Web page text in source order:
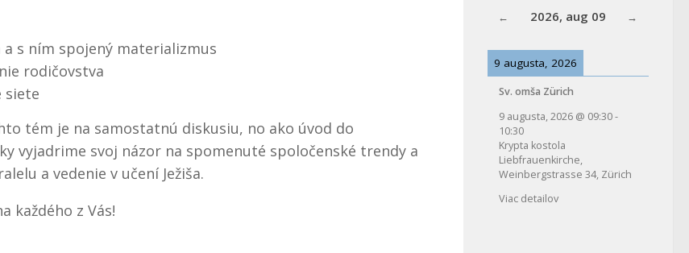
a s ním spojený materializmus
rodičovstva
siete
tém je na samostatnú diskusiu, no ako úvod do
vyjadrime svoj názor na spomenuté spoločenské trendy a
a vedenie v učení Ježiša.
každého z Vás!
2026, aug 09
9 augusta, 2026
Sv. omša Zürich
9 augusta, 2026 @ 09:30-
10:30
Krypta kostola
Liebfrauenkirche,
Weinbergstrasse 34, Zürich
Viac detailov